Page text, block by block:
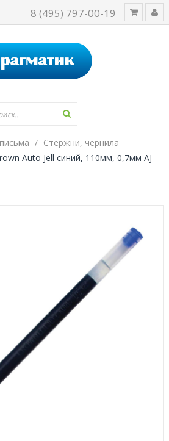
8 (495) 797-00-19
Стержни, чернила
Auto Jell синий, 110мм, 0,7мм AJ-